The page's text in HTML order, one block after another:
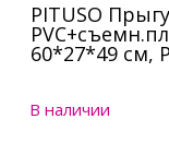
PITUSO
60*27*49 см,
В наличии